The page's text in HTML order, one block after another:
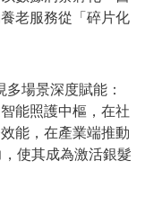
老服務從「碎片化
場景深度賦能：
能照護中樞，在社
能，在產業端推動
使其成為激活銀髮